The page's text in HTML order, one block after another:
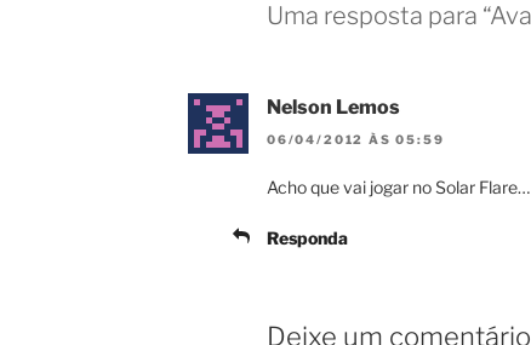
Uma resposta para
Nelson Lemos
06/04/2012 ÀS 05:59
Acho que vai jogar no Solar Flare…
Responda
Deixe um comentário